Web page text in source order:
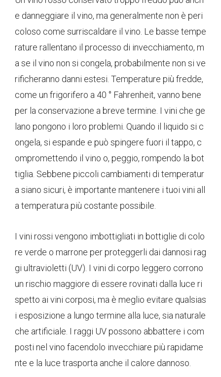
e danneggiare il vino, ma generalmente non è peri
coloso come surriscaldare il vino. Le basse tempe
rature rallentano il processo di invecchiamento, m
a se il vino non si congela, probabilmente non si ve
rificheranno danni estesi. Temperature più fredde,
come un frigorifero a 40 ° Fahrenheit, vanno bene
per la conservazione a breve termine. I vini che ge
lano pongono i loro problemi. Quando il liquido si c
ongela, si espande e può spingere fuori il tappo, c
ompromettendo il vino o, peggio, rompendo la bot
tiglia. Sebbene piccoli cambiamenti di temperatur
a siano sicuri, è importante mantenere i tuoi vini all
a temperatura più costante possibile.
I vini rossi vengono imbottigliati in bottiglie di colo
re verde o marrone per proteggerli dai dannosi rag
gi ultravioletti (UV). I vini di corpo leggero corrono
un rischio maggiore di essere rovinati dalla luce ri
spetto ai vini corposi, ma è meglio evitare qualsias
i esposizione a lungo termine alla luce, sia naturale
che artificiale. I raggi UV possono abbattere i com
posti nel vino facendolo invecchiare più rapidame
nte e la luce trasporta anche il calore dannoso.